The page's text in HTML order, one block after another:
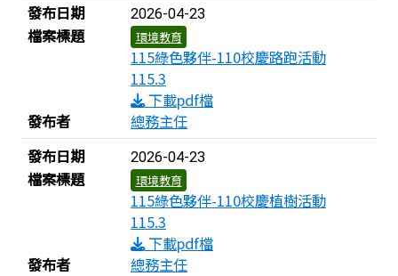
發布日期
2026-04-23
檔案標題 環境教育
115綠色夥伴-110校慶路跑活動
115.3
下載pdf檔
發布者
總務主任
發布日期
2026-04-23
檔案標題 環境教育
115綠色夥伴-110校慶植樹活動
115.3
下載pdf檔
發布者
總務主任